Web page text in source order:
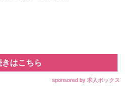
きはこちら
sponsored by 求人ボックス